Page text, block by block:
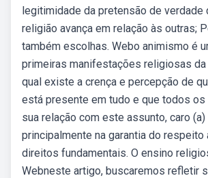
legitimidade da pretensão de verdade
religião avança em relação às outras;
também escolhas. Webo animismo é
primeiras manifestações religiosas da
qual existe a crença e percepção de
está presente em tudo e que todos os
sua relação com este assunto, caro
principalmente na garantia do respeito
direitos fundamentais. O ensino
Webneste artigo, buscaremos refletir